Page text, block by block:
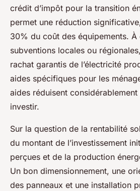
crédit d’impôt pour la transition
permet une réduction
30% du coût des équipements. À
subventions locales ou
rachat garantis de l’électricité
aides spécifiques pour les
aides réduisent
investir.
Sur la question de la rentabilité
du montant de l’investissement
perçues et de la production
Un bon dimensionnement, une
des panneaux et une installation